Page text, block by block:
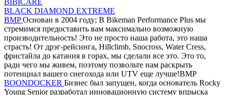
BLACK DIAMOND EXTREME
BMPОснован в 2004 году; В Bikeman Performance Plus мы
стремимся предоставить вам максимально возможную
производительность! Это не просто наша работа, это наша
страсть! От дрэг-рейсинга, Hillclimb, Snocross, Water Cress,
фристайла до катания в горах, мы сделали все это. Это то,
ради чего мы живем, поэтому позвольте нам раскрыть
потенциал вашего снегохода или UTV еще лучше!BMP
BOONDOCKER Бизнес был запущен, когда основатель Rocky
Young Senior разработал инновационную систему впрыска